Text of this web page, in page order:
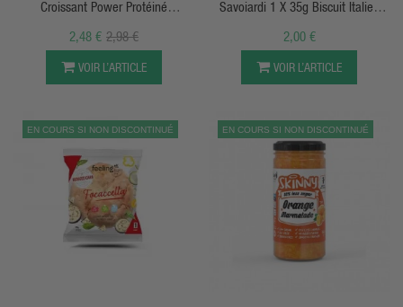
Croissant Power Protéiné
SportyFood
2,98 €
2,48 €
VOIR L’ARTICLE
Savoiardi 1 X 35g Biscuit Italien
Protéiné Sportyfood
2,00 €
VOIR L’ARTICLE
EN COURS SI NON DISCONTINUÉ EN COURS SI NON DISCONTINUÉ